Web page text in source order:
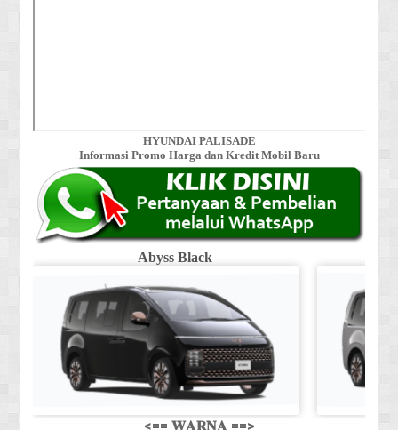
HYUNDAI PALISADE
Informasi Promo Harga dan Kredit Mobil Baru
Abyss Black
<== 𝐖𝐀𝐑𝐍𝐀 ==>